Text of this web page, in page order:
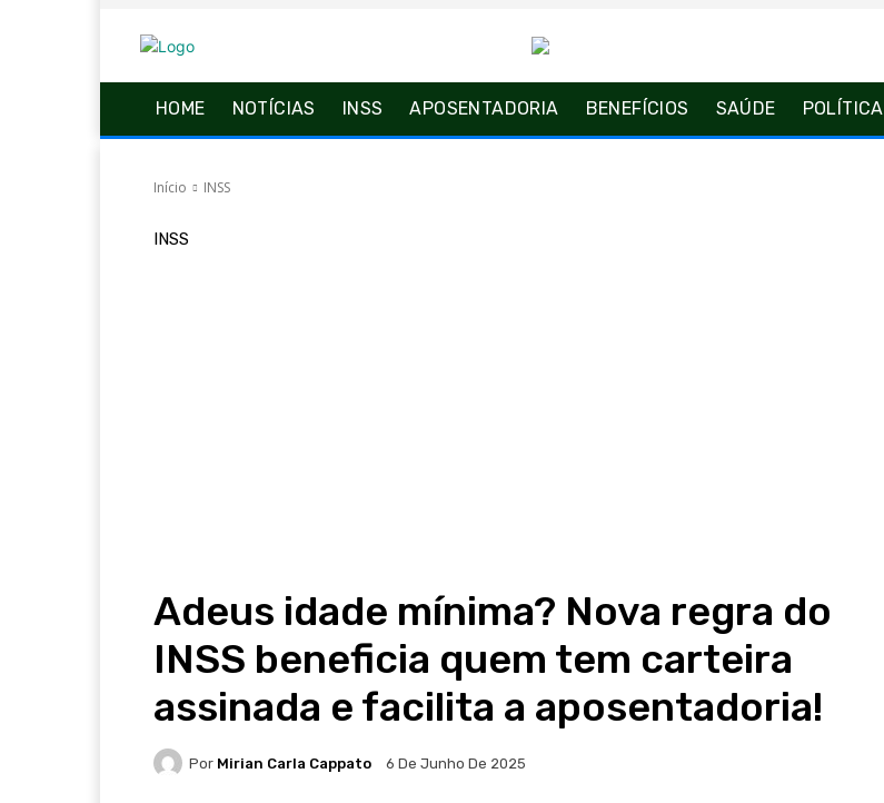
HOME NOTÍCIAS INSS APOSENTADORIA BENEFÍCIOS SAÚDE POLÍTICA
Início INSS
INSS
Adeus idade mínima? Nova regra do
INSS beneficia quem tem carteira
assinada e facilita a aposentadoria!
Por Mirian Carla Cappato 6 De Junho De 2025